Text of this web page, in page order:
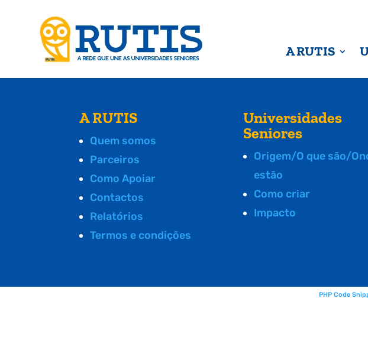
A RUTIS
A RUTIS
Quem somos
Parceiros
Como Apoiar
Contactos
Relatórios
Termos e condições
Universidades
Seniores
Origem/O que são/
estão
Como criar
Impacto
PHP Code